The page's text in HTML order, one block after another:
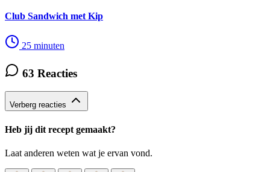
Club Sandwich met Kip
25 minuten
63 Reacties
Verberg reacties
Heb jij dit recept gemaakt?
Laat anderen weten wat je ervan vond.